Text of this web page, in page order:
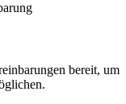
bereit, um